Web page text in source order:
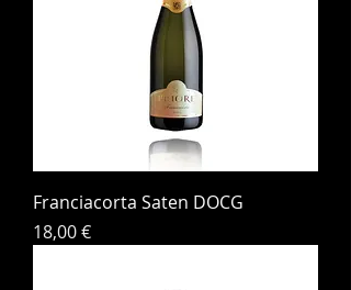
Franciacorta Saten DOCG
Prezzo
18,00 €